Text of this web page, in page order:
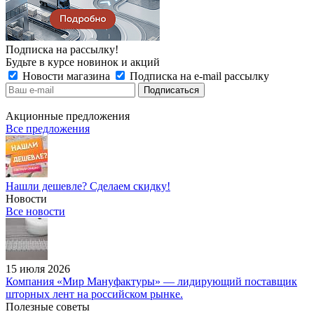
Подписка на рассылку!
Будьте в курсе новинок и акций
Новости магазина
Подписка на e-mail рассылку
Акционные предложения
Все предложения
Нашли дешевле? Сделаем скидку!
Новости
Все новости
15 июля 2026
Компания «Мир Мануфактуры» — лидирующий поставщик
шторных лент на российском рынке.
Полезные советы